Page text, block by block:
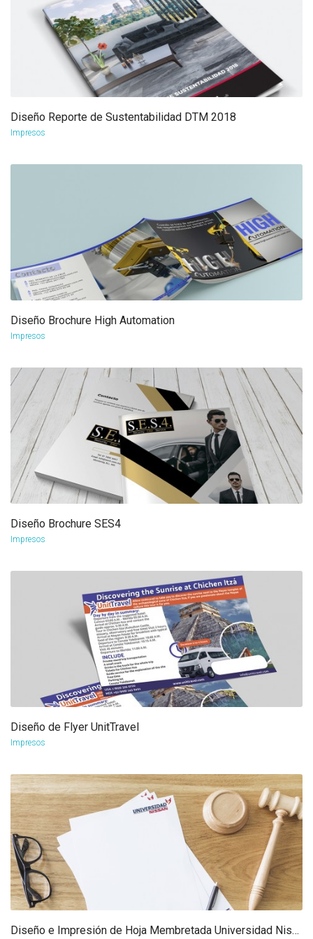
more info view larger
Diseño Reporte de Sustentabilidad DTM 2018
Impresos
more info view larger
Diseño Brochure High Automation
Impresos
more info
Diseño Brochure SES4
Impresos
more info
Diseño de Flyer UnitTravel
Impresos
more info view larger Diseño e Impresión de Hoja Membretada Universidad Nissan